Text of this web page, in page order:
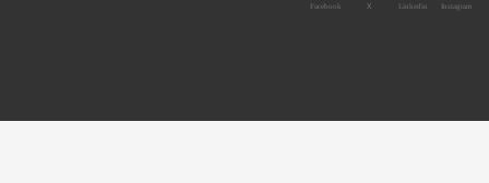
Facebook X Linkedin Instagram